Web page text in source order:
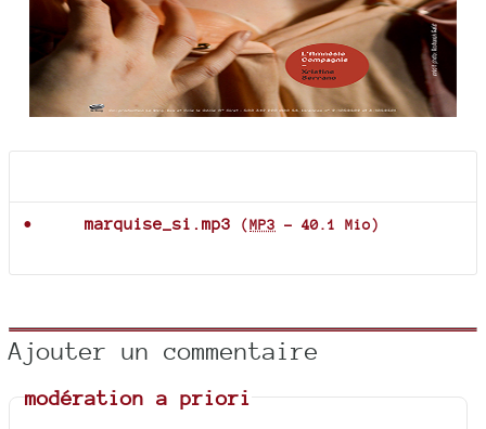
marquise_si.mp3 (MP3 - 40.1 Mio)
Ajouter un commentaire
modération a priori